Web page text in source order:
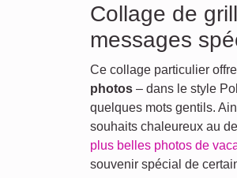
Collage de
messages
Ce collage particulier
photos – dans le style
quelques mots gentils.
souhaits chaleureux au
plus belles photos de
souvenir spécial de